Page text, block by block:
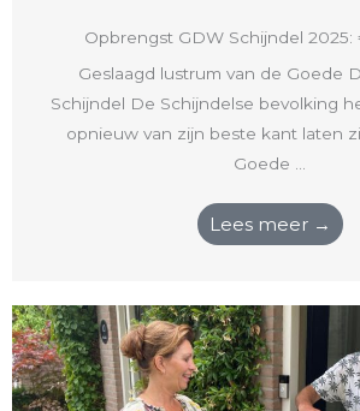
Opbrengst GDW Schijndel 2025:
Geslaagd lustrum van de Goede
Schijndel De Schijndelse bevolking
opnieuw van zijn beste kant laten
Goede ...
Lees meer →